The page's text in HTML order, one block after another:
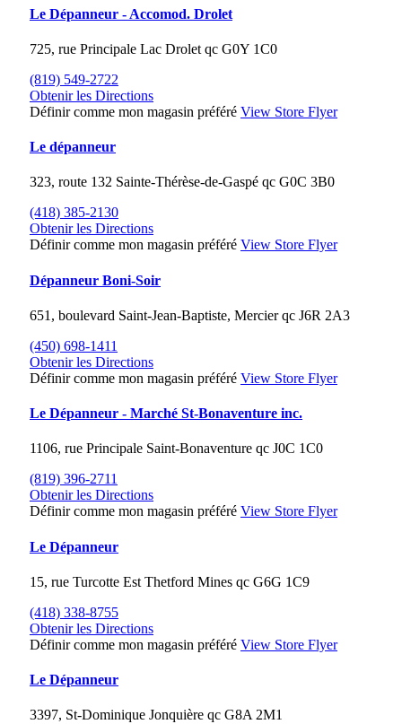
Le Dépanneur - Accomod. Drolet
725, rue Principale Lac Drolet qc G0Y 1C0
(819) 549-2722
Obtenir les Directions
Définir comme mon magasin préféré View Store Flyer
Le dépanneur
323, route 132 Sainte-Thérèse-de-Gaspé qc G0C 3B0
(418) 385-2130
Obtenir les Directions
Définir comme mon magasin préféré View Store Flyer
Dépanneur Boni-Soir
651, boulevard Saint-Jean-Baptiste, Mercier qc J6R 2A3
(450) 698-1411
Obtenir les Directions
Définir comme mon magasin préféré View Store Flyer
Le Dépanneur - Marché St-Bonaventure inc.
1106, rue Principale Saint-Bonaventure qc J0C 1C0
(819) 396-2711
Obtenir les Directions
Définir comme mon magasin préféré View Store Flyer
Le Dépanneur
15, rue Turcotte Est Thetford Mines qc G6G 1C9
(418) 338-8755
Obtenir les Directions
Définir comme mon magasin préféré View Store Flyer
Le Dépanneur
3397, St-Dominique Jonquière qc G8A 2M1